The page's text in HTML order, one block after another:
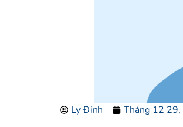
Ly Đinh Tháng 12